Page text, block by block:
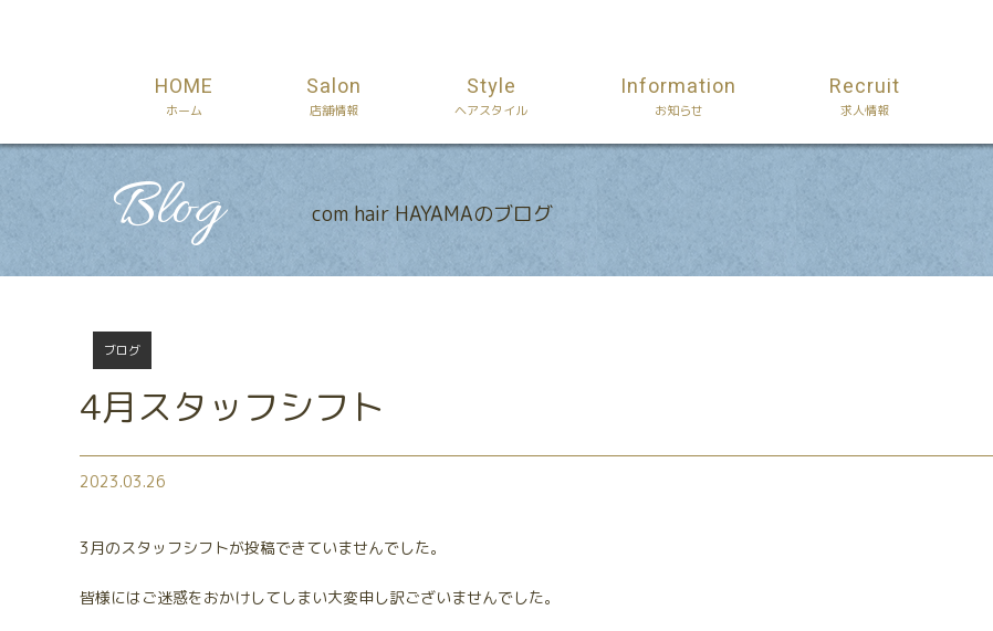
HOME
ホーム
Salon
店舗情報
Style
ヘアスタイル
Information
お知らせ
Recruit
求人情報
Blog com hair HAYAMAのブログ
ブログ
4月スタッフシフト
2023.03.26
3月のスタッフシフトが投稿できていませんでした。
皆様にはご迷惑をおかけしてしまい大変申し訳ございませんでした。